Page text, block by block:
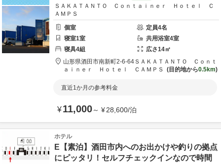
ＳＡＫＡＴＡＮＴＯ Ｃｏｎｔａｉｎｅｒ Ｈｏｔｅｌ Ｃ
ＡＭＰＳ
個室
定員4名
寝室1室 共用浴室4室
寝具4組 広さ14㎡
山形県酒田市南新町2-6-64 ＳＡＫＡＴＡＮＴＯ Ｃｏｎｔ
ａｉｎｅｒ Ｈｏｔｅｌ ＣＡＭＰＳ
目的地から0.5km
直近1か月の参考料金
¥11,000～ ¥28,600/泊
ホテル
E【素泊】酒田市内へのお出かけや釣りの拠点
にピッタリ！セルフチェックインなので時間